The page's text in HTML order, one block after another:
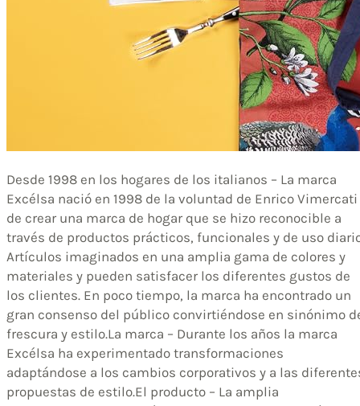
Desde 1998 en los hogares de los italianos – La marca
Excélsa nació en 1998 de la voluntad de Enrico Vimercati
de crear una marca de hogar que se hizo reconocible a
través de productos prácticos, funcionales y de uso
Artículos imaginados en una amplia gama de colores y
materiales y pueden satisfacer los diferentes gustos de
los clientes. En poco tiempo, la marca ha encontrado un
gran consenso del público convirtiéndose en sinónimo
frescura y estilo.La marca – Durante los años la marca
Excélsa ha experimentado transformaciones
adaptándose a los cambios corporativos y a las
propuestas de estilo.El producto – La amplia